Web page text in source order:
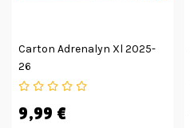
Carton Adrenalyn Xl 2025-
26
9,99 €